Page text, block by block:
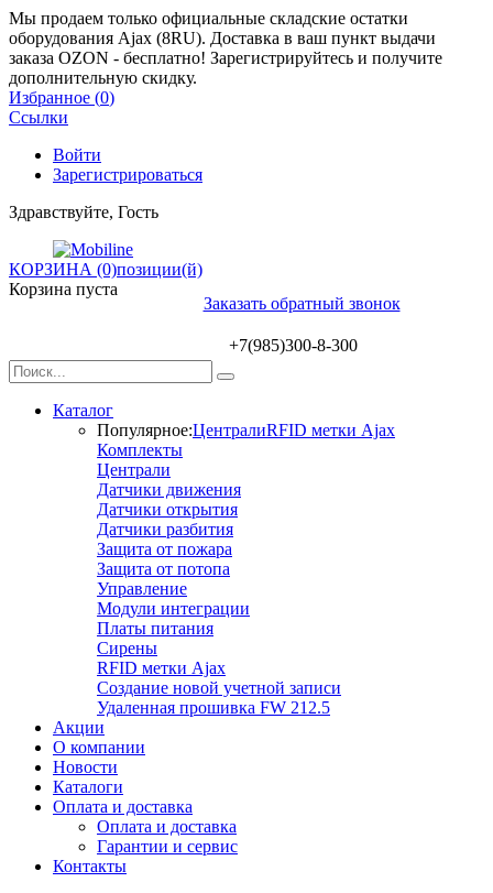
Мы продаем только официальные складские остатки
оборудования Ajax (8RU). Доставка в ваш пункт выдачи
заказа OZON - бесплатно! Зарегистрируйтесь и получите
дополнительную скидку.
Избранное (0)
Ссылки
Войти
Зарегистрироваться
Здравствуйте, Гость
КОРЗИНА (0)позиции(й)
Корзина пуста
Заказать обратный звонок
+7(985)300-8-300
Каталог
Популярное:ЦентралиRFID метки Ajax
Комплекты
Централи
Датчики движения
Датчики открытия
Датчики разбития
Защита от пожара
Защита от потопа
Управление
Модули интеграции
Платы питания
Сирены
RFID метки Ajax
Создание новой учетной записи
Удаленная прошивка FW 212.5
Акции
О компании
Новости
Каталоги
Оплата и доставка
Оплата и доставка
Гарантии и сервис
Контакты